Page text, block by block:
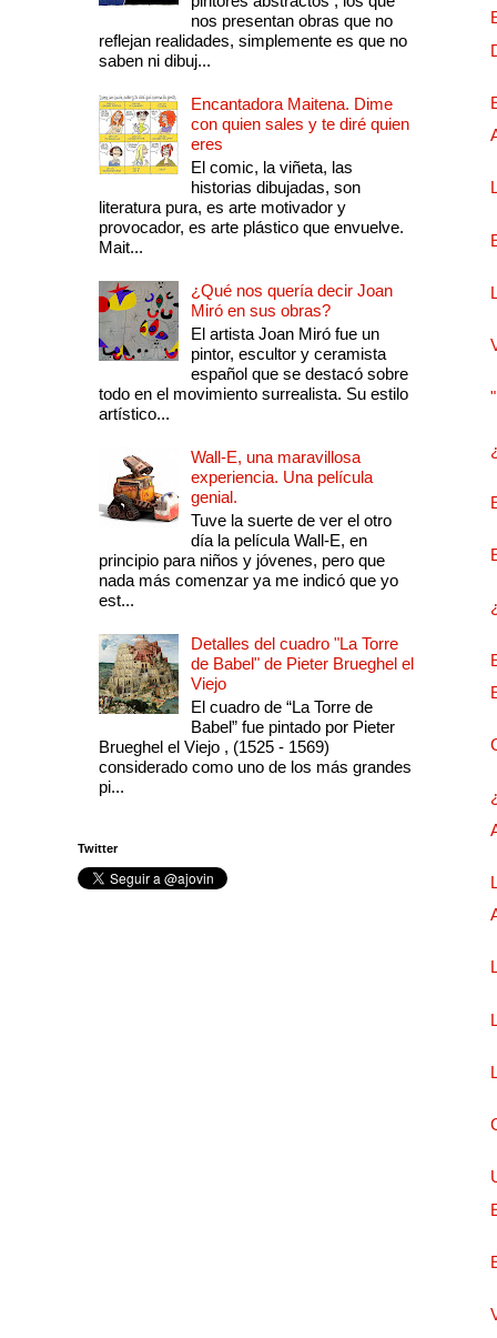
nos presentan obras que no
reflejan realidades, simplemente es que no
saben ni dibuj...
Encantadora Maitena. Dime
con quien sales y te diré quien
eres
El comic, la viñeta, las
historias dibujadas, son
literatura pura, es arte motivador y
provocador, es arte plástico que envuelve.
Mait...
¿Qué nos quería decir Joan
Miró en sus obras?
El artista Joan Miró fue un
pintor, escultor y ceramista
español que se destacó sobre
todo en el movimiento surrealista. Su estilo
artístico...
Wall-E, una maravillosa
experiencia. Una película
genial.
Tuve la suerte de ver el otro
día la película Wall-E, en
principio para niños y jóvenes, pero que
nada más comenzar ya me indicó que yo
est...
Detalles del cuadro "La Torre
de Babel" de Pieter Brueghel el
Viejo
El cuadro de “La Torre de
Babel” fue pintado por Pieter
Brueghel el Viejo , (1525 - 1569)
considerado como uno de los más grandes
pi...
Twitter